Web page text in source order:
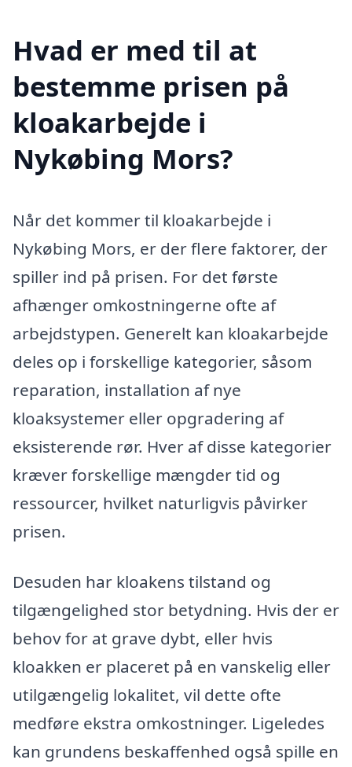
Hvad er med til at
bestemme prisen på
kloakarbejde i
Nykøbing Mors?
Når det kommer til kloakarbejde i
Nykøbing Mors, er der flere faktorer, der
spiller ind på prisen. For det første
afhænger omkostningerne ofte af
arbejdstypen. Generelt kan kloakarbejde
deles op i forskellige kategorier, såsom
reparation, installation af nye
kloaksystemer eller opgradering af
eksisterende rør. Hver af disse kategorier
kræver forskellige mængder tid og
ressourcer, hvilket naturligvis påvirker
prisen.
Desuden har kloakens tilstand og
tilgængelighed stor betydning. Hvis der er
behov for at grave dybt, eller hvis
kloakken er placeret på en vanskelig eller
utilgængelig lokalitet, vil dette ofte
medføre ekstra omkostninger. Ligeledes
kan grundens beskaffenhed også spille en